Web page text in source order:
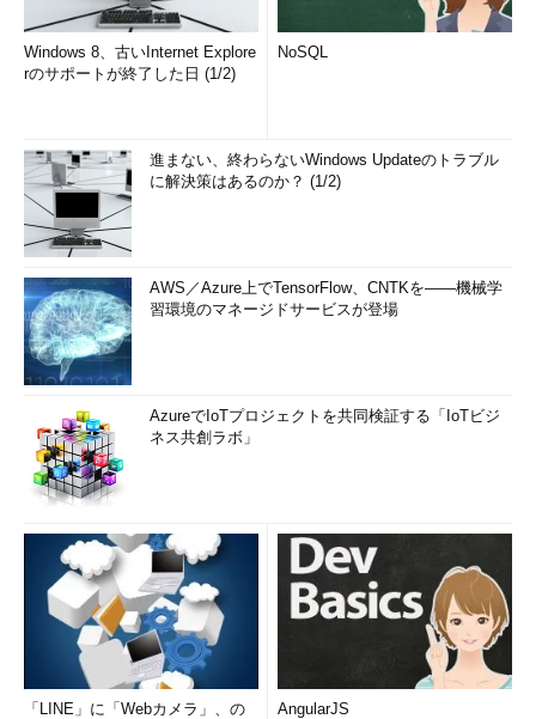
Windows 8、古いInternet Explore
rのサポートが終了した日 (1/2)
NoSQL
進まない、終わらないWindows Updateのトラブル
に解決策はあるのか？ (1/2)
AWS／Azure上でTensorFlow、CNTKを――機械学
習環境のマネージドサービスが登場
AzureでIoTプロジェクトを共同検証する「IoTビジ
ネス共創ラボ」
「LINE」に「Webカメラ」、の
AngularJS